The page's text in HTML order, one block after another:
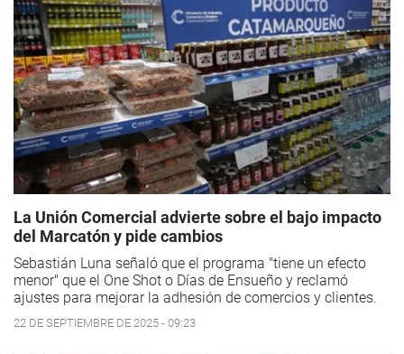
La Unión Comercial advierte sobre el bajo impacto
del Marcatón y pide cambios
Sebastián Luna señaló que el programa "tiene un efecto
menor" que el One Shot o Días de Ensueño y reclamó
ajustes para mejorar la adhesión de comercios y clientes.
22 DE SEPTIEMBRE DE 2025 - 09:23